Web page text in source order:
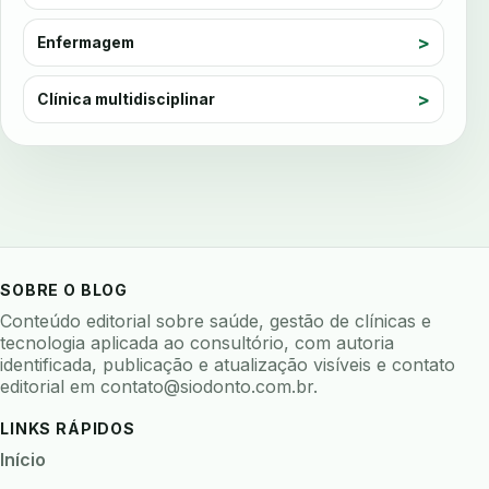
avaliacao de software odontologico
avaliação nutricional
biofilme linhas agua bioimpedancia
biomarcadores biomateriais biomecanica
Enfermagem
Clínica multidisciplinar
SOBRE O BLOG
Conteúdo editorial sobre saúde, gestão de clínicas e
tecnologia aplicada ao consultório, com autoria
identificada, publicação e atualização visíveis e contato
editorial em contato@siodonto.com.br.
LINKS RÁPIDOS
Início